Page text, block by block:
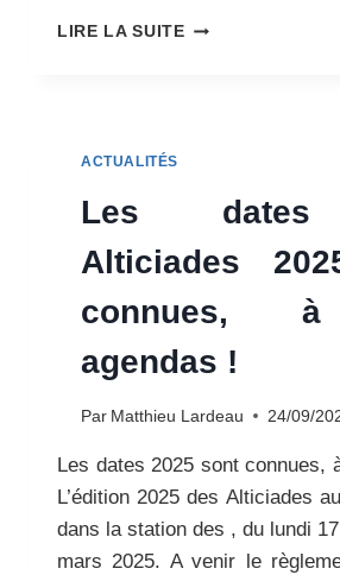
LIRE LA SUITELES
2024
ACTUALITÉS
Les
Alticiades
connues,
agendas !
Par Matthieu Lardeau 24/09/
Les dates 2025 sont connues,
L’édition 2025 des Alticiades
dans la station des , du lundi
mars 2025. A venir le